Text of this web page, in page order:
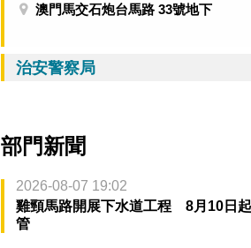
澳門馬交石炮台馬路 33號地下
治安警察局
部門新聞
2026-08-07 19:02
雞頸馬路開展下水道工程 8月10日
管